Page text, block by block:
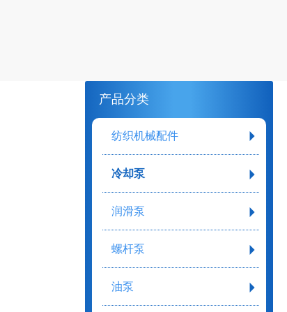
产品分类
纺织机械配件
冷却泵
润滑泵
螺杆泵
油泵